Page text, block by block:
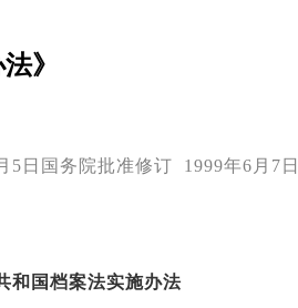
》
日国务院批准修订 1999年6月7
和国档案法实施办法